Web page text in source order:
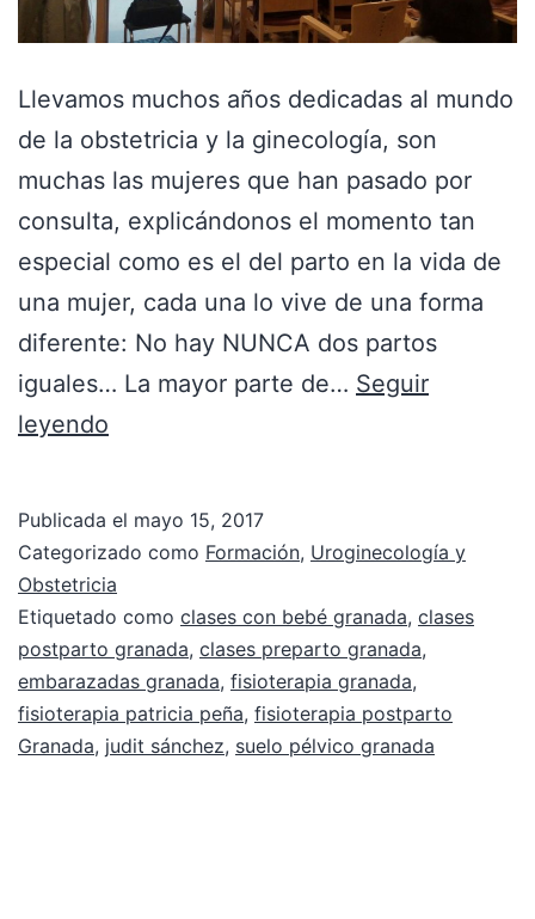
Llevamos muchos años dedicadas al mundo
de la obstetricia y la ginecología, son
muchas las mujeres que han pasado por
consulta, explicándonos el momento tan
especial como es el del parto en la vida de
una mujer, cada una lo vive de una forma
diferente: No hay NUNCA dos partos
iguales… La mayor parte de… Seguir
leyendo
Publicada el mayo 15, 2017
Categorizado como Formación, Uroginecología y
Obstetricia
Etiquetado como clases con bebé granada, clases
postparto granada, clases preparto granada,
embarazadas granada, fisioterapia granada,
fisioterapia patricia peña, fisioterapia postparto
Granada, judit sánchez, suelo pélvico granada